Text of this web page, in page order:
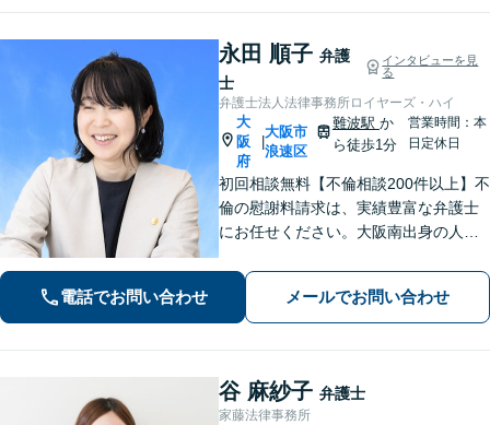
永田 順子 弁護
士
インタビューを見
る
弁護士法人法律事務所ロイヤーズ・ハイ
大
阪
府
大阪市
浪速区
難波駅 か
ら徒歩1分
営業時間：本
日定休日
初回相談無料【不倫相談200件以上】不
倫の慰謝料請求は、実績豊富な弁護士
にお任せください。大阪南出身の人情
通事故に遭われてお困りの方はお気軽
にお電話ください【当日／夜間／休日
の相談可】
電話でお問い合わせ メールでお問い合わせ
谷 麻紗子 弁護士
家藤法律事務所